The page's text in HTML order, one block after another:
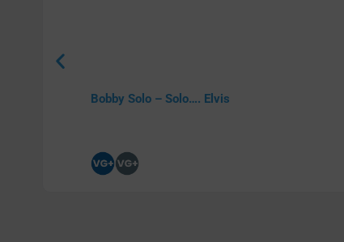
Bobby Solo – Solo…. Elvis